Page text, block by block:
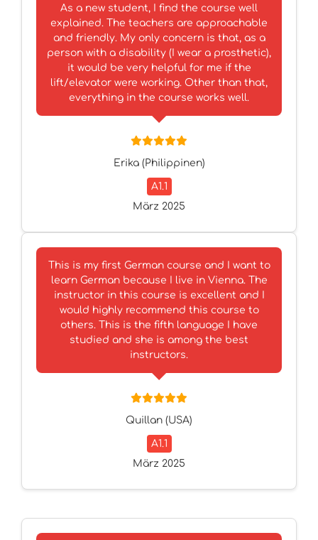
As a new student, I find the course well
explained. The teachers are approachable
and friendly. My only concern is that, as a
person with a disability (I wear a prosthetic),
it would be very helpful for me if the
lift/elevator were working. Other than that,
everything in the course works well.
Erika (Philippinen)
A1.1
März 2025
This is my first German course and I want to
learn German because I live in Vienna. The
instructor in this course is excellent and I
would highly recommend this course to
others. This is the fifth language I have
studied and she is among the best
instructors.
Quillan (USA)
A1.1
März 2025